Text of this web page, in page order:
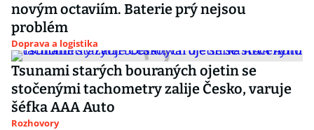
novým octaviím. Baterie prý nejsou
problém
Doprava a logistika
Tsunami starých bouraných ojetin se
stočenými tachometry zalije Česko, varuje
šéfka AAA Auto
Rozhovory